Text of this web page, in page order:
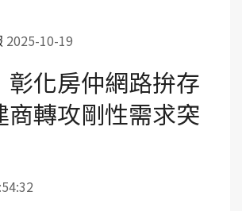
2025-10-19
彰化房仲網路拚存
商轉攻剛性需求突